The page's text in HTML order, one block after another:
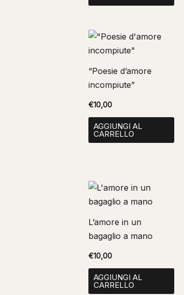
“Poesie d’amore
incompiute”
€10,00
AGGIUNGI AL
CARRELLO
L’amore in un
bagaglio a mano
€10,00
AGGIUNGI AL
CARRELLO